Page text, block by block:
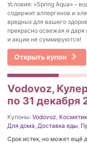
Условия: «Spring Aqua» –
содержит аллергенов и
вредных для вашего
прекрасно освежая и даря
и акции не суммируются!
Открыть купон
Vodovoz,
по 31 декабря
Купоны: Vodovoz,
Для дома, Доставка еды,
Срок истек, но может ещё